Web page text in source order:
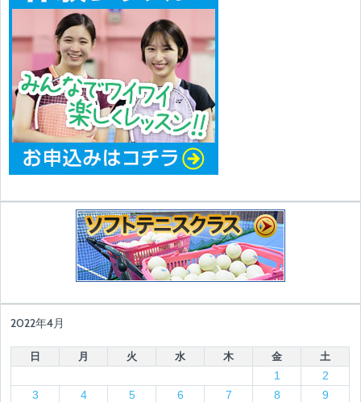
2022年4月
日 月 火 水 木 金 土
1
2
3
4 5 6 7 8
9